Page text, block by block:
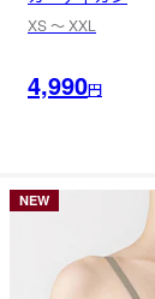
XS 〜 XXL
4,990円
NEW